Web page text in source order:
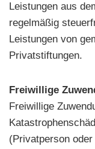
Leistungen aus
regelmäßig
Leistungen von
Privatstiftungen.
Freiwillige
Freiwillige
(Privatperson